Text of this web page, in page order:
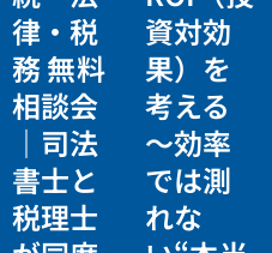
律・税
務 無料
相談会
｜司法
書士と
税理士
資対効
果）を
考える
〜効率
では測
れな